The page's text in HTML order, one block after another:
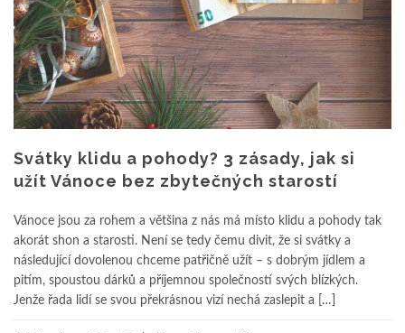
Svátky klidu a pohody? 3 zásady, jak si
užít Vánoce bez zbytečných starostí
Vánoce jsou za rohem a většina z nás má místo klidu a pohody tak
akorát shon a starosti. Není se tedy čemu divit, že si svátky a
následující dovolenou chceme patřičně užít – s dobrým jídlem a
pitím, spoustou dárků a příjemnou společností svých blízkých.
Jenže řada lidí se svou překrásnou vizí nechá zaslepit a […]